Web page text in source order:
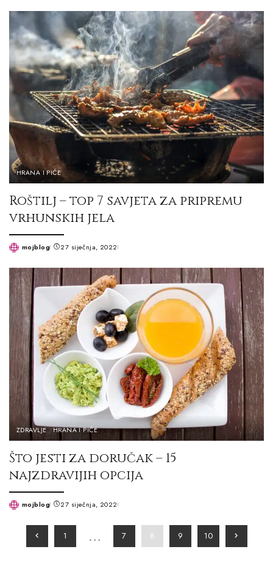
HRANA I PIĆE
Roštilj – top 7 savjeta za pripremu
vrhunskih jela
Postedmojblog 27 siječnja, 2022
ZDRAVLJE HRANA I PIĆE
Što jesti za doručak – 15
najzdravijih opcija
Postedmojblog 27 siječnja, 2022
1 … 7 8 9 10